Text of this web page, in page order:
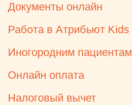
Документы онлайн
Работа в Атрибьют Kids
Иногородним пациентам
Онлайн оплата
Налоговый вычет